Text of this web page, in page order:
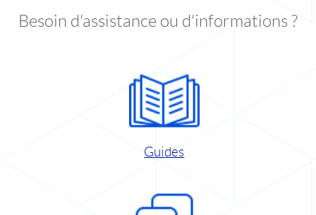
Besoin d'assistance ou d'informations ?
Guides